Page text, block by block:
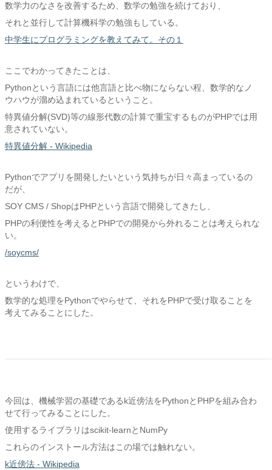
数学力のなさを改善するため、数学の勉強を続けており、
それと並行して計算機科学の勉強もしている。
中学生にプログラミングを教えてみて。その１
ここでわかってきたことは、
Pythonという言語には他言語と比べ物にならない程、数学的なノ
ウハウが溜め込まれているということ。
特異値分解(SVD)等の線形代数の計算で重宝するものがPHPでは用
意されていない。
特異値分解 - Wikipedia
Pythonでアプリを開発したいという気持ちが日々高まっているの
だが、
SOY CMS / ShopはPHPという言語で開発してきたし、
PHPの利便性を考えるとPHPでの開発から外れることは考えられな
い。
/soycms/
というわけで、
数学的な処理をPythonでやらせて、それをPHPで受け取ることを
考えてみることにした。
今回は、機械学習の基礎であるk近傍法をPythonとPHPを組み合わ
せて行ってみることにした。
使用するライブラリはscikit-learnとNumPy
これらのインストール方法はこの場では触れない。
k近傍法 - Wikipedia